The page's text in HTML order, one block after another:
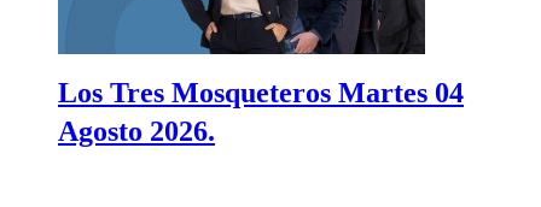
Los Tres Mosqueteros Martes 04
Agosto 2026.